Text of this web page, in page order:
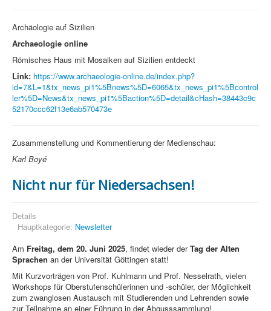
Archäologie auf Sizilien
Archaeologie online
Römisches Haus mit Mosaiken auf Sizilien entdeckt
Link: https://www.archaeologie-online.de/index.php?
id=7&L=1&tx_news_pi1%5Bnews%5D=6065&tx_news_pi1%5Bcontrol
ler%5D=News&tx_news_pi1%5Baction%5D=detail&cHash=38443c9c
52170ccc62f13e6ab570473e
Zusammenstellung und Kommentierung der Medienschau:
Karl Boyé
Nicht nur für Niedersachsen!
Details
Hauptkategorie: Newsletter
Am Freitag, dem 20. Juni 2025, findet wieder derTag der Alten
Sprachen an der Universität Göttingen statt!
Mit Kurzvorträgen von Prof. Kuhlmann und Prof. Nesselrath, vielen
Workshops für Oberstufenschülerinnen und -schüler, der Möglichkeit
zum zwanglosen Austausch mit Studierenden und Lehrenden sowie
zur Teilnahme an einer Führung in der Abgusssammlung!